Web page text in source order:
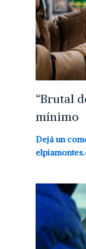
“Brutal
mínimo
Dejá un